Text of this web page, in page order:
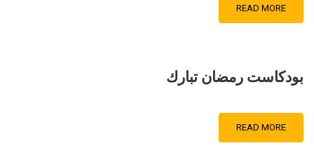
READ MORE
بودكاست رمضان تبارك
READ MORE